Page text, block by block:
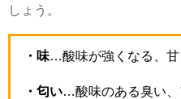
しょう。
・味 酸味が強くなる、
・匂い
酸味のある臭い